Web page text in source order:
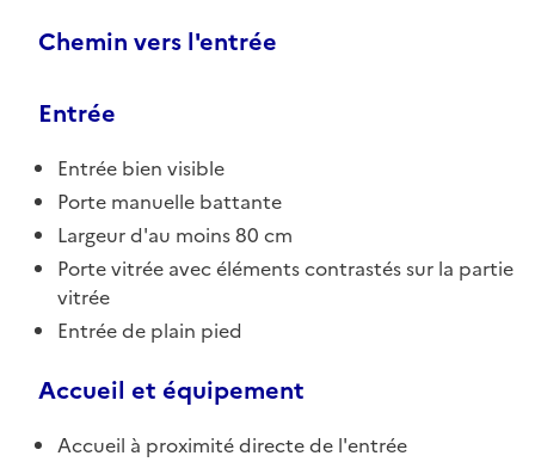
Chemin vers l'entrée
Entrée
Entrée bien visible
Porte manuelle battante
Largeur d'au moins 80 cm
Porte vitrée avec éléments contrastés sur la partie
vitrée
Entrée de plain pied
Accueil et équipement
Accueil à proximité directe de l'entrée